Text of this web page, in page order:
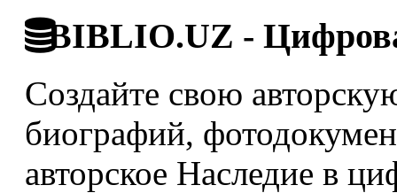
BIBLIO.UZ -
Создайте свою
биографий,
авторское Наследие в